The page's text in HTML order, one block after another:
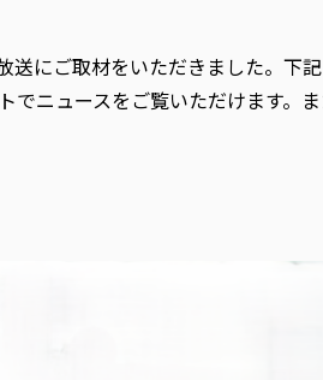
にご取材をいただきました。下
ニュースをご覧いただけます。